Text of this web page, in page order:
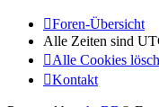
Foren-Übersicht
Alle Zeiten sind
Alle Cookies
Kontakt